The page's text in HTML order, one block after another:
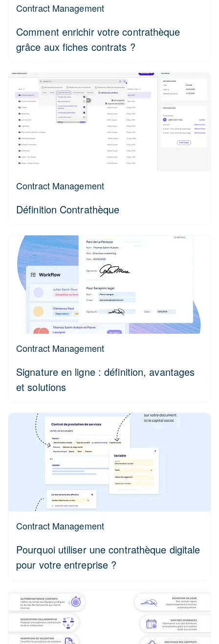
Contract Management
Comment enrichir votre contrathèque
grâce aux fiches contrats ?
Contract Management
Définition Contrathèque
Contract Management
Signature en ligne : définition, avantages
et solutions
Contract Management
Pourquoi utiliser une contrathèque digitale
pour votre entreprise ?